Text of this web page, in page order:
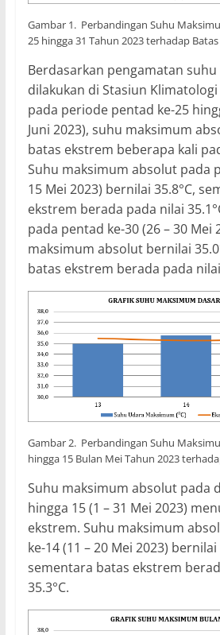
Gambar 1. Perbandingan Suhu
25 hingga 31 Tahun 2023 terhadap
Berdasarkan pengamatan
dilakukan di Stasiun
pada periode pentad ke-25
Juni 2023), suhu maksimum
batas ekstrem beberapa kali
Suhu maksimum absolut pada
15 Mei 2023) bernilai 35.8°C,
ekstrem berada pada nilai
pada pentad ke-30 (26 – 30 Mei
maksimum absolut bernilai
batas ekstrem berada pada nilai
Gambar 2. Perbandingan Suhu
hingga 15 Bulan Mei Tahun 2023
Suhu maksimum absolut pada
hingga 15 (1 – 31 Mei 2023)
ekstrem. Suhu maksimum
ke-14 (11 – 20 Mei 2023) bernilai
sementara batas ekstrem
35.3°C.